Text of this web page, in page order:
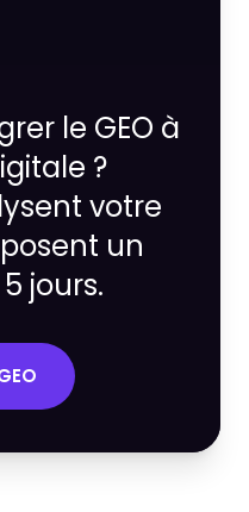
le GEO à
?
votre
un
jours.